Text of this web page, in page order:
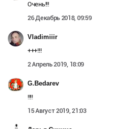
Очень!!!
26 Декабрь 2018, 09:59
Vladimiiir
+++!!!
2 Апрель 2019, 18:09
G.Bedarev
!!!!
15 Август 2019, 21:03